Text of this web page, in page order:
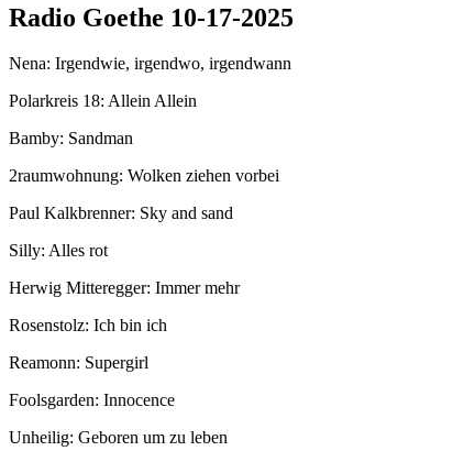
Radio Goethe 10-17-2025
Nena: Irgendwie, irgendwo, irgendwann
Polarkreis 18: Allein Allein
Bamby: Sandman
2raumwohnung: Wolken ziehen vorbei
Paul Kalkbrenner: Sky and sand
Silly: Alles rot
Herwig Mitteregger: Immer mehr
Rosenstolz: Ich bin ich
Reamonn: Supergirl
Foolsgarden: Innocence
Unheilig: Geboren um zu leben